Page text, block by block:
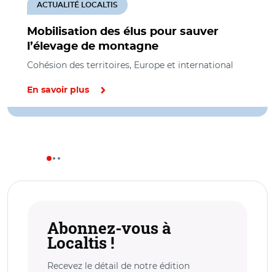
Mobilisation des élus pour sauver
l’élevage de montagne
ACTUALITÉ LOCALTIS
Cohésion des territoires, Europe et international
En savoir plus
Abonnez-vous à
Localtis !
Recevez le détail de notre édition